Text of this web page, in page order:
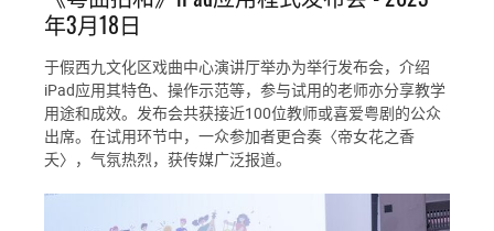
年3月18日
于假西九文化区戏曲中心演讲厅举办为举行发布会，介绍
iPad应用其特色、操作示范等，参与试用的老师亦分享教学
用途和成效。发布会共获接近100位教师或喜爱粤剧的公众
出席。在试用环节中，一众参加者更合奏〈帝女花之香
夭〉，气氛热烈，获传媒广泛报道。